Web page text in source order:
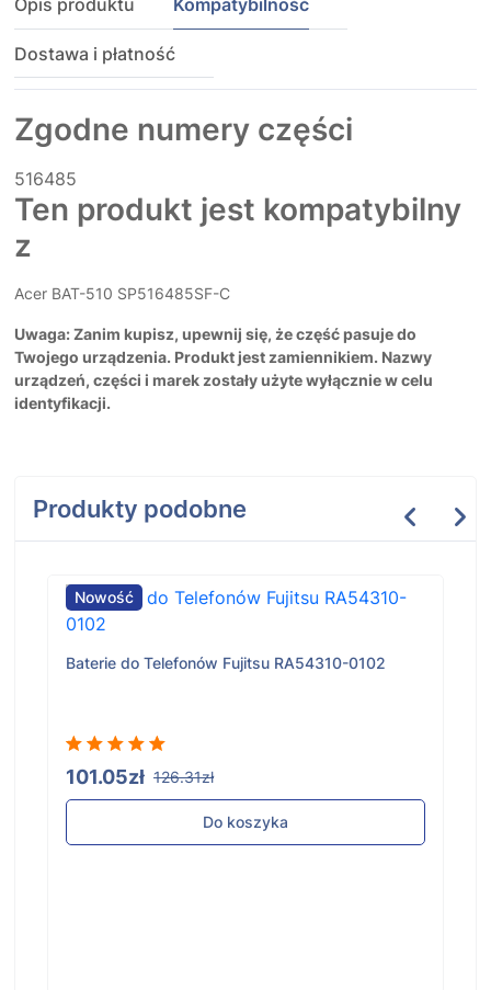
Opis produktu Kompatybilność
Dostawa i płatność
Zgodne numery części
516485
Ten produkt jest kompatybilny
z
Acer BAT-510 SP516485SF-C
Uwaga: Zanim kupisz, upewnij się, że część pasuje do
Twojego urządzenia. Produkt jest zamiennikiem. Nazwy
urządzeń, części i marek zostały użyte wyłącznie w celu
identyfikacji.
Produkty podobne
Nowość
Baterie do Telefonów Fujitsu RA54310-0102
101.05zł 126.31zł
Do koszyka